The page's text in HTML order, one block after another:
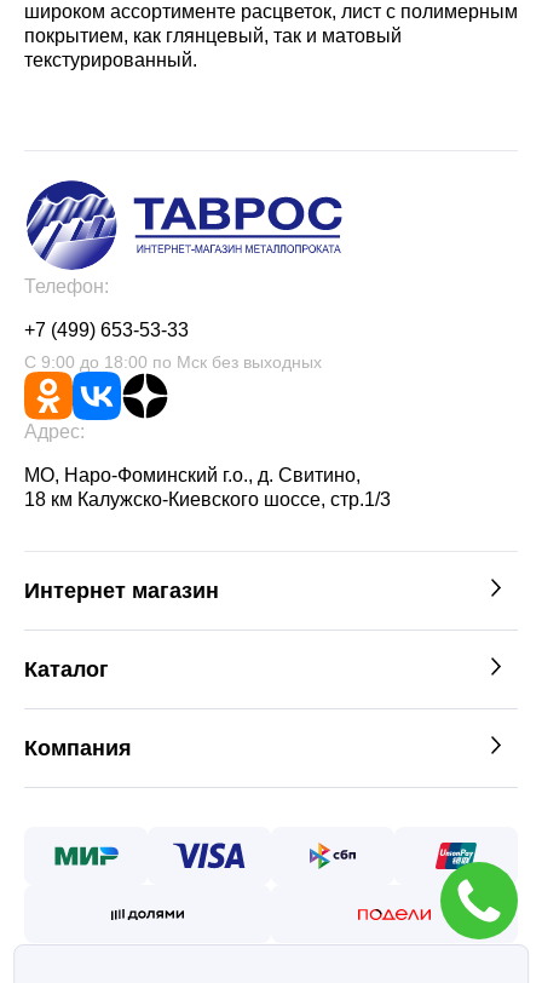
широком ассортименте расцветок, лист с полимерным
покрытием, как глянцевый, так и матовый
текстурированный.
Телефон:
+7 (499) 653-53-33
С 9:00 до 18:00 по Мск без выходных
Адрес:
МО, Наро-Фоминский г.о., д. Свитино,
18 км Калужско-Киевского шоссе, стр.1/3
Интернет магазин
Каталог
Компания